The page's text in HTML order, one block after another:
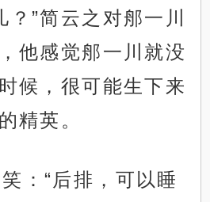
？”简云之对郍一川
他感觉郍一川就没
候，很可能生下来
精英。
：“后排，可以睡